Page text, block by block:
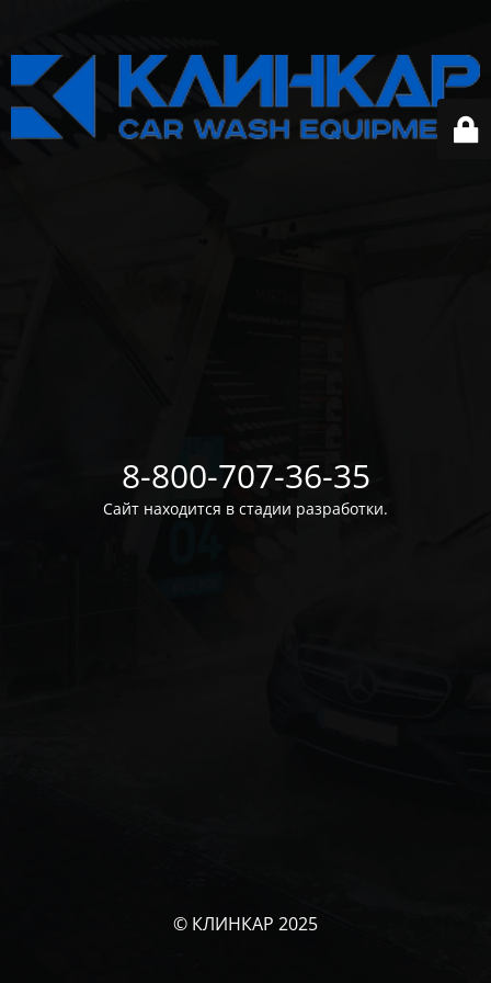
8-800-707-36-35
Сайт находится в стадии разработки.
© КЛИНКАР 2025